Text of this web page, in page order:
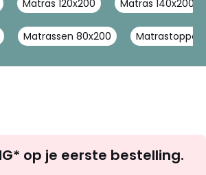
Matras 120x200 Matras 140x200
Matrassen 80x200 Matrastopper
zoek
op je eerste bestelling.